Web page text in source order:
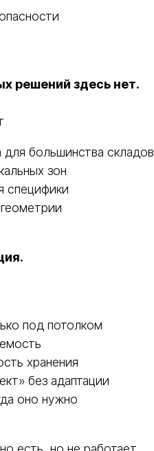
решений здесь нет.
большинства складов
зон
специфики
под потолком
хранения
без адаптации
оно нужно